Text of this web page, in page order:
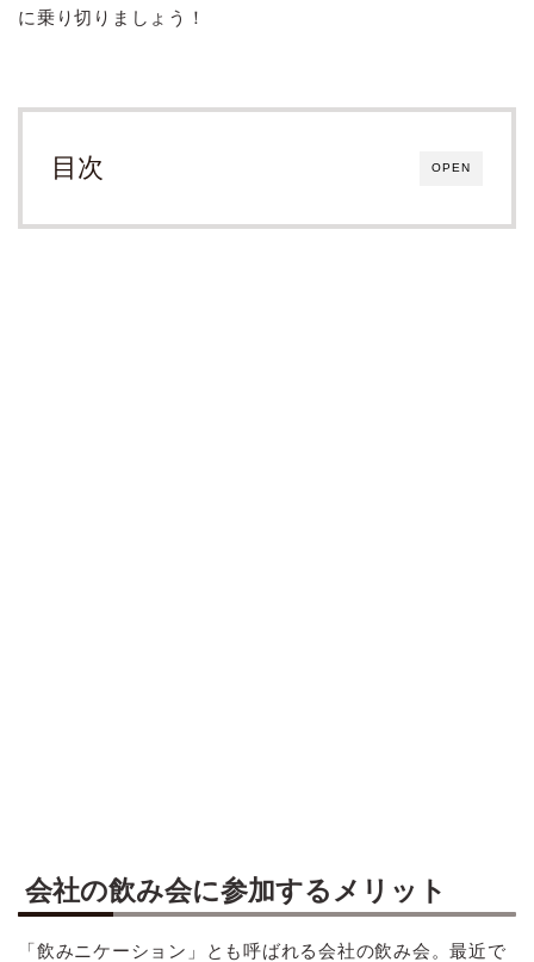
に乗り切りましょう！
OPEN
目次
会社の飲み会に参加するメリット
「飲みニケーション」とも呼ばれる会社の飲み会。最近で